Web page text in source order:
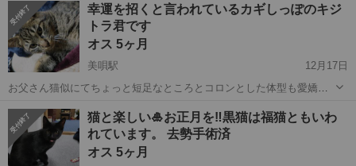
幸運を招くと言われているカギしっぽのキジ
トラ君です
オス 5ヶ月
美唄駅
12月17日
お父さん猫似にてちょっと短足なところとコロンとした体型も愛嬌が
ます。夏生まれの推定約5ヶ月だと思います。 よく食べよくじゃれて
健康です。 外で生まれて間もなく...
北海道 美唄市 美唄駅 去勢手術
猫と楽しい🎍お正月を‼️黒猫は福猫ともいわ
れています。 去勢手術済
オス 5ヶ月